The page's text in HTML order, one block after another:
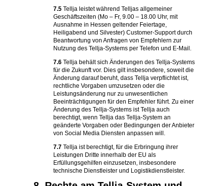
7.5 Tellja leistet während Telljas allgemeiner
Geschäftszeiten (Mo – Fr, 9.00 – 18.00 Uhr, mit
Ausnahme in Hessen geltender Feiertage,
Heiligabend und Silvester) Customer-Support durch
Beantwortung von Anfragen von Empfehlern zur
Nutzung des Tellja-Systems per Telefon und E-Mail.
7.6 Tellja behält sich Änderungen des Tellja-Systems
für die Zukunft vor. Dies gilt insbesondere, soweit die
Änderung darauf beruht, dass Tellja verpflichtet ist,
rechtliche Vorgaben umzusetzen oder die
Leistungsänderung nur zu unwesentlichen
Beeinträchtigungen für den Empfehler führt. Zu einer
Änderung des Tellja-Systems ist Tellja auch
berechtigt, wenn Tellja das Tellja-System an
geänderte Vorgaben oder Bedingungen der Anbieter
von Social Media Diensten anpassen will.
7.7 Tellja ist berechtigt, für die Erbringung ihrer
Leistungen Dritte innerhalb der EU als
Erfüllungsgehilfen einzusetzen, insbesondere
technische Dienstleister und Logistikdienstleister.